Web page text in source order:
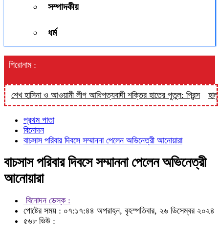
সম্পাদকীয়
ধর্ম
শিরোনাম :
হাসিনা ও আওয়ামী লীগ আধিপত্যবাদী শক্তির হাতের পুতুল: প্রিন্স
প্রথম পাতা
বিনোদন
বাচসাস পরিবার দিবসে সম্মাননা পেলেন অভিনেত্রী আনোয়ারা
বাচসাস পরিবার দিবসে সম্মাননা পেলেন অভিনেত্রী
আনোয়ারা
বিনোদন ডেস্ক :
পোষ্টের সময় : ০৭:১৭:৪৪ অপরাহ্ন, বৃহস্পতিবার, ২৬ ডিসেম্বর ২০২৪
৫৬৮ ভিউ :